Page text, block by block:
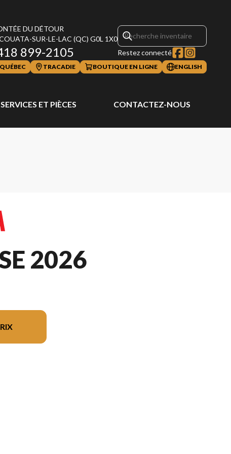
DU DÉTOUR
SUR-LE-LAC (QC) G0L 1X0
899-2105 Restez connecté
QUÉBEC TRACADIE BOUTIQUE EN LIGNE ENGLISH
SERVICES ET PIÈCES CONTACTEZ-NOUS
2026